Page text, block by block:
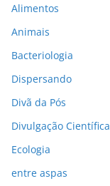
Alimentos
Animais
Bacteriologia
Dispersando
Divã da Pós
Divulgação Científica
Ecologia
entre aspas